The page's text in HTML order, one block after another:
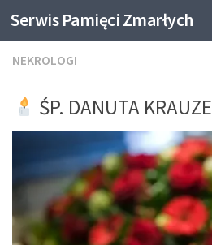
Skip to content
Serwis Pamięci Zmarłych
NEKROLOGI
ŚP. DANUTA KRAUZE